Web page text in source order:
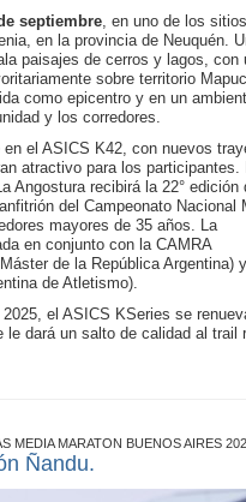
septiembre, en uno de los
en la provincia de Neuquén.
paisajes de cerros y lagos, con
sobre territorio
como epicentro y en un
y los corredores.
el ASICS K42, con nuevos
atractivo para los participantes.
Angostura recibirá la 22° edición
del Campeonato Nacional
mayores de 35 años. La
en conjunto con la CAMRA
de la República Argentina)
de Atletismo).
el ASICS KSeries se
dará un salto de calidad al trail
MEDIA MARATON BUENOS AIRES
Ñandu.